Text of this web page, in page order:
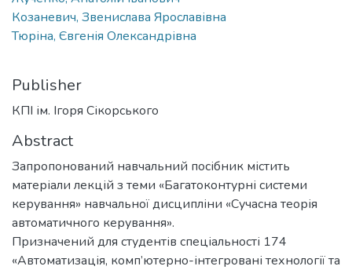
Козаневич, Звенислава Ярославівна
Тюріна, Євгенія Олександрівна
Publisher
КПІ ім. Ігоря Сікорського
Abstract
Запропонований навчальний посібник містить
матеріали лекцій з теми «Багатоконтурні системи
керування» навчальної дисципліни «Сучасна теорія
автоматичного керування».
Призначений для студентів спеціальності 174
«Автоматизація, комп’ютерно-інтегровані технології та